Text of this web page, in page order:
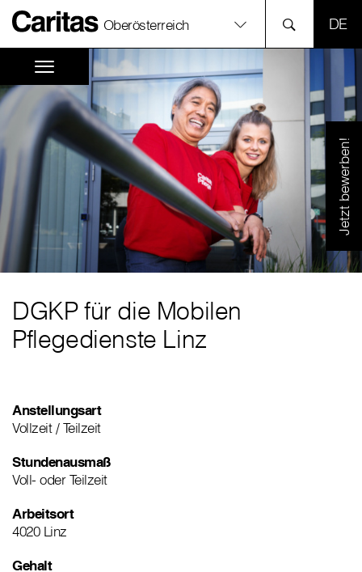
Oberösterreich
Jetzt bewerben!
DGKP für die Mobilen
Pflegedienste Linz
Anstellungsart
Vollzeit / Teilzeit
Stundenausmaß
Voll- oder Teilzeit
Arbeitsort
4020 Linz
Gehalt